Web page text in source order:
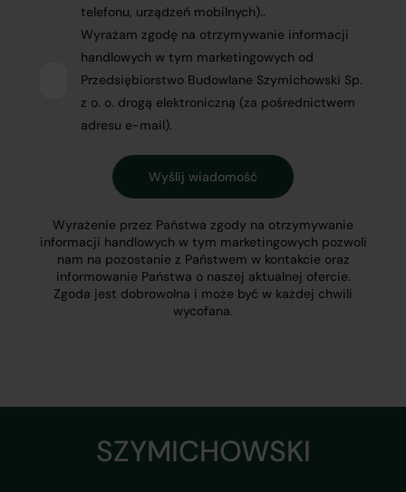
telefonu, urządzeń mobilnych)..
Wyrażam zgodę na otrzymywanie informacji
handlowych w tym marketingowych od
Przedsiębiorstwo Budowlane Szymichowski Sp.
z o. o. drogą elektroniczną (za pośrednictwem
adresu e-mail).
Wyrażenie przez Państwa zgody na otrzymywanie
informacji handlowych w tym marketingowych pozwoli
nam na pozostanie z Państwem w kontakcie oraz
informowanie Państwa o naszej aktualnej ofercie.
Zgoda jest dobrowolna i może być w każdej chwili
wycofana.
SZYMICHOWSKI